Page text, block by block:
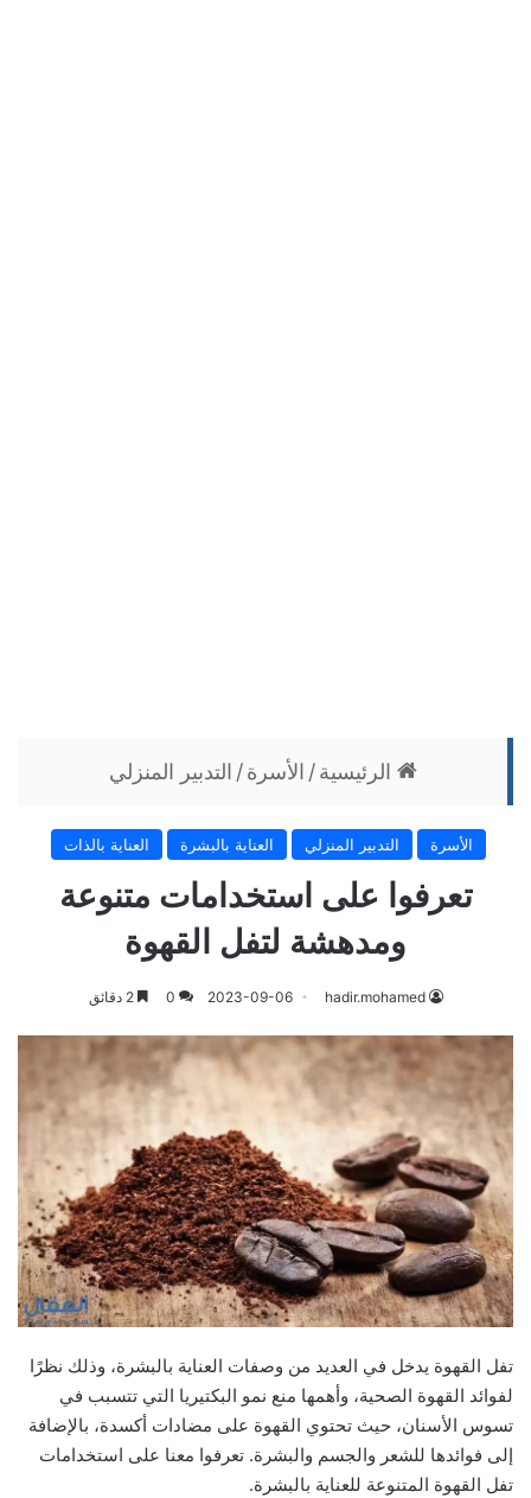
الرئيسية / الأسرة / التدبير المنزلي
الأسرة التدبير المنزلي العناية بالبشرة العناية بالذات
تعرفوا على استخدامات متنوعة
ومدهشة لتفل القهوة
hadir.mohamed
2023-09-06
0 2 دقائق
تفل القهوة يدخل في العديد من وصفات العناية بالبشرة، وذلك نظرًا
لفوائد القهوة الصحية، وأهمها منع نمو البكتيريا التي تتسبب في
تسوس الأسنان، حيث تحتوي القهوة على مضادات أكسدة، بالإضافة
إلى فوائدها للشعر والجسم والبشرة. تعرفوا معنا على استخدامات
تفل القهوة المتنوعة للعناية بالبشرة.